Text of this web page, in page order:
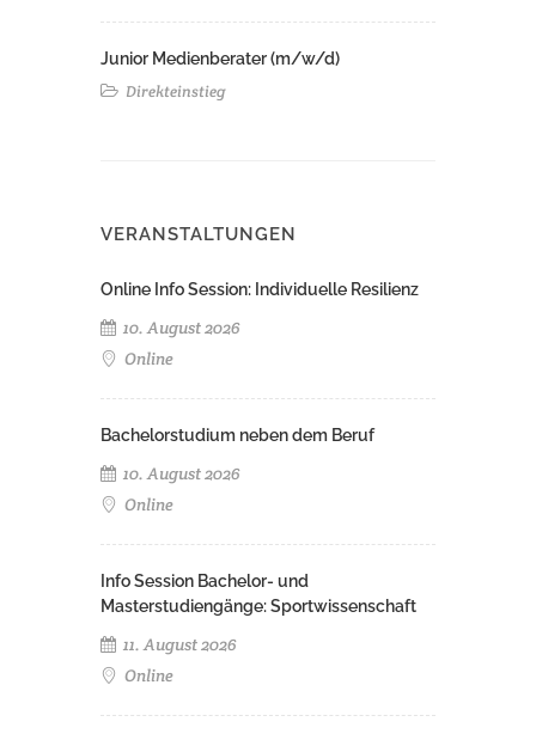
Junior Medienberater (m/w/d)
Direkteinstieg
VERANSTALTUNGEN
Online Info Session: Individuelle Resilienz
10. August 2026
Online
Bachelorstudium neben dem Beruf
10. August 2026
Online
Info Session Bachelor- und
Masterstudiengänge: Sportwissenschaft
11. August 2026
Online